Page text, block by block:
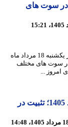
امروز 18 مرداد 1405 در سوت های
قیمت انواع سکه پارسیان در سوت های مختلف برای امروز یکشنبه 18 مرداد ماه
امروز 18 مرداد 1405 در سوت های مختلف
...
پیش بینی قیمت دلار فردا دوشنبه 19 مرداد 1405؛ تثبیت در